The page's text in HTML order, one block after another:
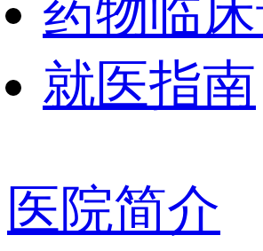
药物临
就医指南
医院简介